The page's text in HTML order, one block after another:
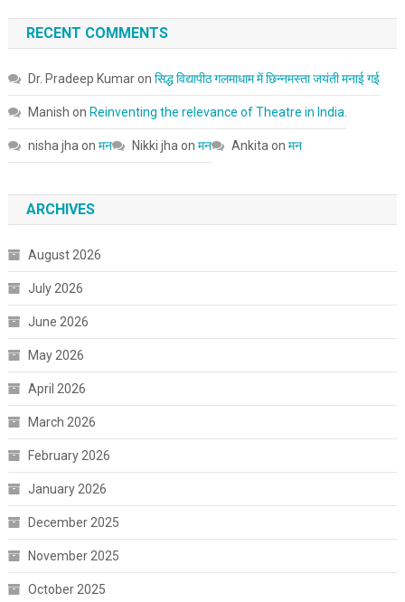
RECENT COMMENTS
Dr. Pradeep Kumaron सिद्ध विद्यापीठ गलमाधाम में छिन्नमस्ता जयंती मनाई गई
Manish on Reinventing the relevance of Theatre in India.
nisha jha on मन Nikki jha on मन Ankita on मन
ARCHIVES
August 2026
July 2026
June 2026
May 2026
April 2026
March 2026
February 2026
January 2026
December 2025
November 2025
October 2025